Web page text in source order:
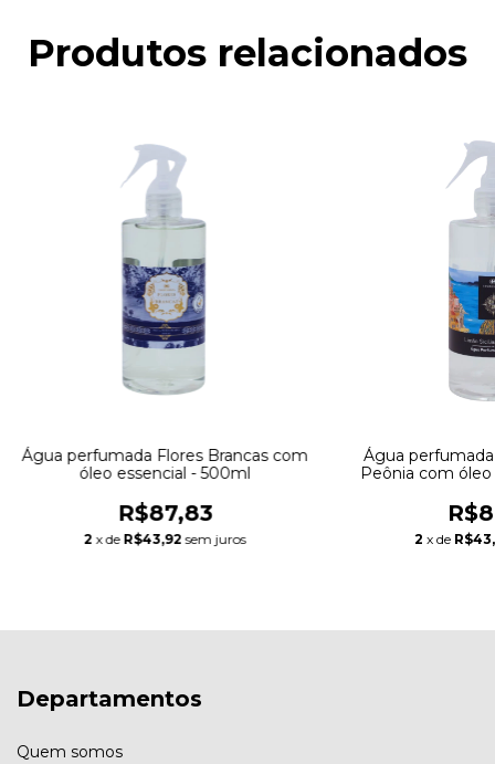
Produtos relacionados
Água perfumada Flores Brancas com
óleo essencial - 500ml
R$87,83
2 x de R$43,92 sem juros
Água
Peônia com
2 x de
Departamentos
Quem somos